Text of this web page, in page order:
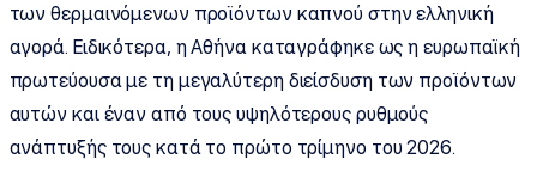
των θερμαινόμενων προϊόντων καπνού στην ελληνική
αγορά. Ειδικότερα, η Αθήνα καταγράφηκε ως η ευρωπαϊκή
πρωτεύουσα με τη μεγαλύτερη διείσδυση των προϊόντων
αυτών και έναν από τους υψηλότερους ρυθμούς
ανάπτυξής τους κατά το πρώτο τρίμηνο του 2026.